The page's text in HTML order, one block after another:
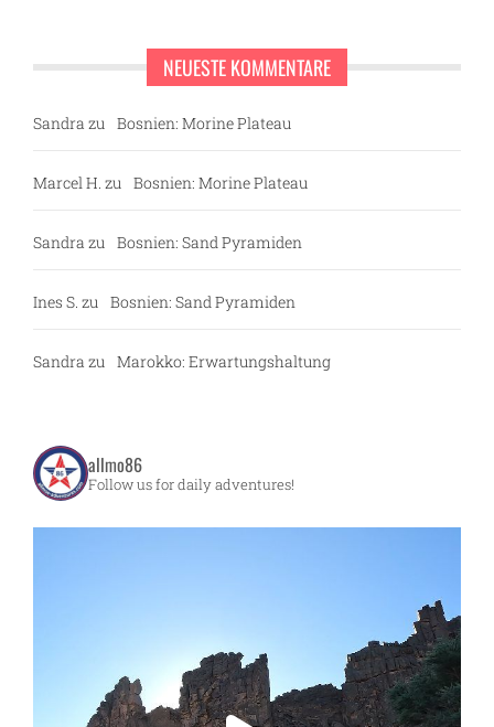
NEUESTE KOMMENTARE
Sandra zu Bosnien: Morine Plateau
Marcel H. zu Bosnien: Morine Plateau
Sandra zu Bosnien: Sand Pyramiden
Ines S. zu Bosnien: Sand Pyramiden
Sandra zu Marokko: Erwartungshaltung
allmo86
Follow us for daily adventures!